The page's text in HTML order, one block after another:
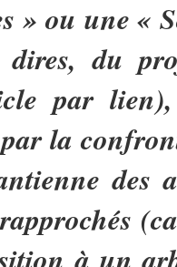
» ou une «
dires, du
par
la
des